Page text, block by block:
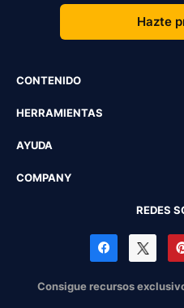
Hazte
CONTENIDO
HERRAMIENTAS
AYUDA
COMPANY
REDES
Consigue recursos